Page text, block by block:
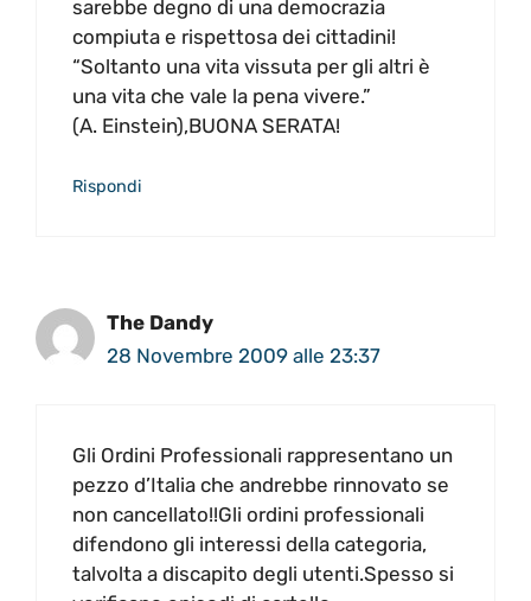
sarebbe degno di una democrazia
compiuta e rispettosa dei cittadini!
“Soltanto una vita vissuta per gli altri è
una vita che vale la pena vivere.”
(A. Einstein),BUONA SERATA!
Rispondi
The Dandy
28 Novembre 2009 alle 23:37
Gli Ordini Professionali rappresentano un
pezzo d’Italia che andrebbe rinnovato se
non cancellato!!Gli ordini professionali
difendono gli interessi della categoria,
talvolta a discapito degli utenti.Spesso si